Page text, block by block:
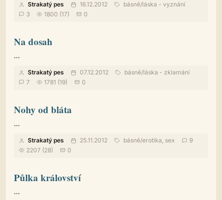
Strakatý pes 16.12.2012 básně/láska - vyznání
3
1800 (17) 0
Na dosah
...
Strakatý pes 07.12.2012 básně/láska - zklamání
7
1781 (19) 0
Nohy od bláta
...
Strakatý pes 25.11.2012 básně/erotika, sex
9
2207 (28)
0
Půlka království
...